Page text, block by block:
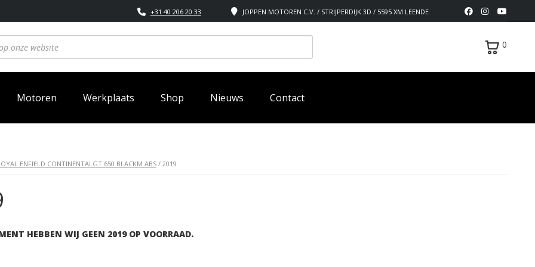
JOPPEN MOTOREN C.V. / STRIJPERDIJK 3D / 5595 XM LEENDE
+31 40 206 20 33
0
Motoren Werkplaats Shop Nieuws Contact
ENFIELD CONTINENTALGT 650 BLACKM ABS / 2019
HEBBEN WIJ GEEN 2019 OP VOORRAAD.